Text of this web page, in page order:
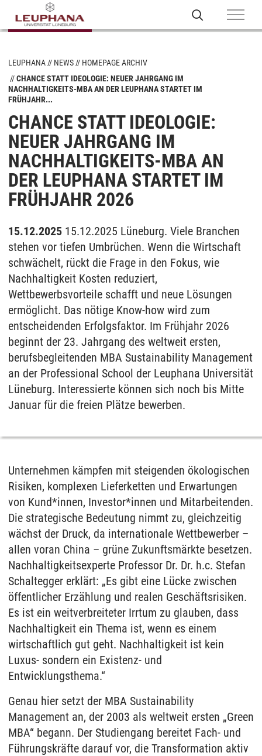
LEUPHANA NEWS
HOMEPAGE ARCHIV
CHANCE STATT IDEOLOGIE: NEUER JAHRGANG IM
NACHHALTIGKEITS-MBA AN DER LEUPHANA STARTET IM
FRÜHJAHR...
CHANCE STATT IDEOLOGIE:
NEUER JAHRGANG IM
NACHHALTIGKEITS-MBA AN
DER LEUPHANA STARTET IM
FRÜHJAHR 2026
15.12.2025 15.12.2025 Lüneburg. Viele Branchen
stehen vor tiefen Umbrüchen. Wenn die Wirtschaft
schwächelt, rückt die Frage in den Fokus, wie
Nachhaltigkeit Kosten reduziert,
Wettbewerbsvorteile schafft und neue Lösungen
ermöglicht. Das nötige Know-how wird zum
entscheidenden Erfolgsfaktor. Im Frühjahr 2026
beginnt der 23. Jahrgang des weltweit ersten,
berufsbegleitenden MBA Sustainability Management
an der Professional School der Leuphana Universität
Lüneburg. Interessierte können sich noch bis Mitte
Januar für die freien Plätze bewerben.
Unternehmen kämpfen mit steigenden ökologischen
Risiken, komplexen Lieferketten und Erwartungen
von Kund*innen, Investor*innen und Mitarbeitenden.
Die strategische Bedeutung nimmt zu, gleichzeitig
wächst der Druck, da internationale Wettbewerber –
allen voran China – grüne Zukunftsmärkte besetzen.
Nachhaltigkeitsexperte Professor Dr. Dr. h.c. Stefan
Schaltegger erklärt: „Es gibt eine Lücke zwischen
öffentlicher Erzählung und realen Geschäftsrisiken.
Es ist ein weitverbreiteter Irrtum zu glauben, dass
Nachhaltigkeit ein Thema ist, wenn es einem
wirtschaftlich gut geht. Nachhaltigkeit ist kein
Luxus- sondern ein Existenz- und
Entwicklungsthema.“
Genau hier setzt der MBA Sustainability
Management an, der 2003 als weltweit ersten „Green
MBA“ begann. Der Studiengang bereitet Fach- und
Führungskräfte darauf vor, die Transformation aktiv